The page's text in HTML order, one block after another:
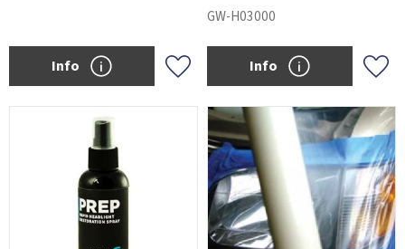
Add to favorites
Info
och slippapper.
GW-H03000
Add
Info